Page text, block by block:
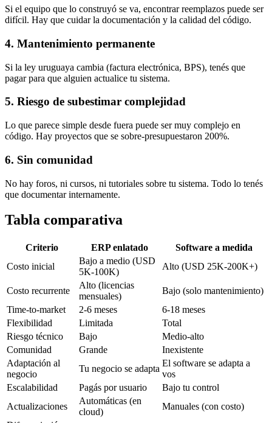
Si el equipo que lo construyó se va, encontrar reemplazos puede ser
difícil. Hay que cuidar la documentación y la calidad del código.
4. Mantenimiento permanente
Si la ley uruguaya cambia (factura electrónica, BPS), tenés que
pagar para que alguien actualice tu sistema.
5. Riesgo de subestimar complejidad
Lo que parece simple desde fuera puede ser muy complejo en
código. Hay proyectos que se sobre-presupuestaron 200%.
6. Sin comunidad
No hay foros, ni cursos, ni tutoriales sobre tu sistema. Todo lo tenés
que documentar internamente.
Tabla comparativa
Criterio ERP enlatado
Software a medida
Costo inicial
Bajo a medio (USD
5K-100K)
Alto (USD 25K-200K+)
Costo recurrente
Alto (licencias
mensuales)
Bajo (solo mantenimiento)
Time-to-market
2-6 meses
6-18 meses
Flexibilidad
Limitada
Total
Riesgo técnico
Bajo
Medio-alto
Comunidad
Grande
Inexistente
Adaptación al
negocio
Tu negocio se adapta
El software se adapta a
vos
Escalabilidad
Pagás por usuario
Bajo tu control
Actualizaciones
Automáticas (en
cloud)
Manuales (con costo)